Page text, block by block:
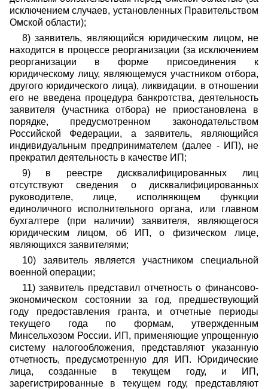
исключением случаев, установленных Правительством
Омской области);
8) заявитель, являющийся юридическим лицом, не
находится в процессе реорганизации (за исключением
реорганизации в форме присоединения к
юридическому лицу, являющемуся участником отбора,
другого юридического лица), ликвидации, в отношении
его не введена процедура банкротства, деятельность
заявителя (участника отбора) не приостановлена в
порядке, предусмотренном законодательством
Российской Федерации, а заявитель, являющийся
индивидуальным предпринимателем (далее - ИП), не
прекратил деятельность в качестве ИП;
9) в реестре дисквалифицированных лиц
отсутствуют сведения о дисквалифицированных
руководителе, лице, исполняющем функции
единоличного исполнительного органа, или главном
бухгалтере (при наличии) заявителя, являющегося
юридическим лицом, об ИП, о физическом лице,
являющихся заявителями;
10) заявитель является участником специальной
военной операции;
11) заявитель представил отчетность о финансово-
экономическом состоянии за год, предшествующий
году предоставления гранта, и отчетные периоды
текущего года по формам, утвержденным
Минсельхозом России. ИП, применяющие упрощенную
систему налогообложения, представляют указанную
отчетность, предусмотренную для ИП. Юридические
лица, созданные в текущем году, и ИП,
зарегистрированные в текущем году, представляют